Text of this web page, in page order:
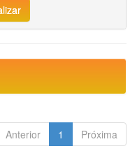
Anterior 1 Próxima